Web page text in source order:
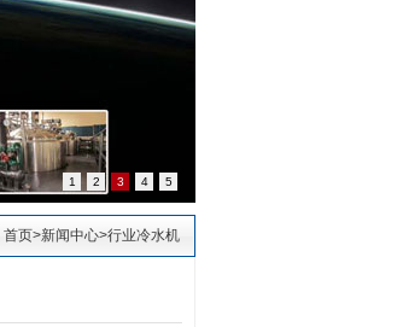
1 2 3 4 5
首页>新闻中心>行业冷水机